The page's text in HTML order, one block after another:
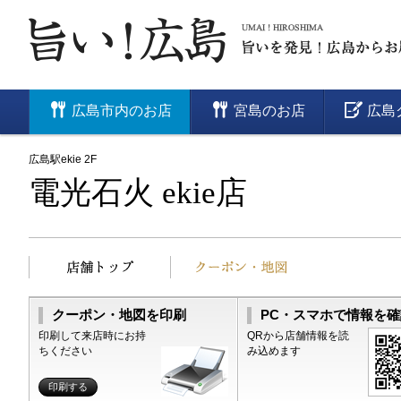
広島市内のお店 宮島のお店 広島
広島駅ekie 2F
電光石火 ekie店
クーポン・地図を印刷
印刷して来店時にお持
ちください
印刷する
PC・スマホで情報を
QRから店舗情報を読
み込めます